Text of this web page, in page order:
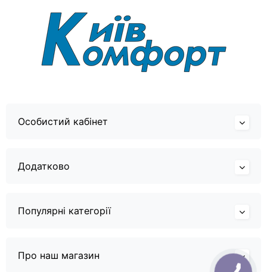
Особистий кабінет
Додатково
Популярні категорії
Про наш магазин